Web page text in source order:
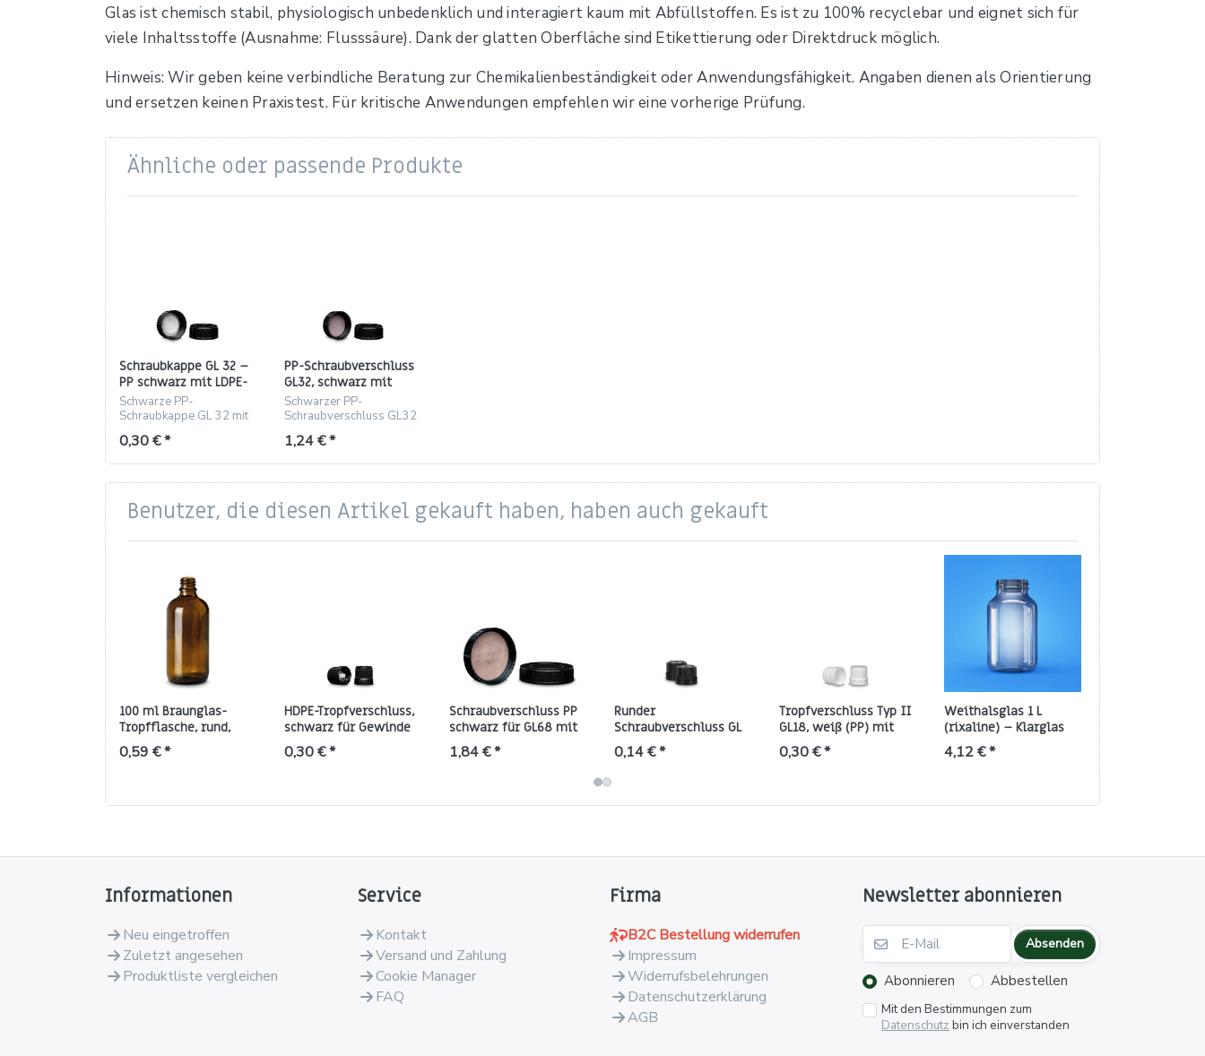
Glas ist chemisch stabil, physiologisch unbedenklich und interagiert kaum mit Abfüllstoffen. Es ist zu 100% recyclebar und eignet sich für
viele Inhaltsstoffe (Ausnahme: Flusssäure). Dank der glatten Oberfläche sind Etikettierung oder Direktdruck möglich.
Hinweis: Wir geben keine verbindliche Beratung zur Chemikalienbeständigkeit oder Anwendungsfähigkeit. Angaben dienen als Orientierung
und ersetzen keinen Praxistest. Für kritische Anwendungen empfehlen wir eine vorherige Prüfung.
Ähnliche oder passende Produkte
Schraubkappe GL 32 –
PP schwarz mit LDPE-
Konuseinlage
Schwarze PP-
Schraubkappe GL 32 mit
mm, 4 g – dicht und
0,30 € *
PP-Schraubverschluss
GL32, schwarz mit
2mm PTFE-Einlage
Schwarzer PP-
Schraubverschluss GL32
chemikalienbeständig.
1,24 € *
Benutzer, die diesen Artikel gekauft haben, haben auch gekauft
100 ml Braunglas-
Tropfflasche, rund,
Gewinde GL 18
0,59 € *
HDPE-Tropfverschluss,
schwarz für Gewinde
GL 18 – Tropfer Typ II
(UNI II)
0,30 € *
Schraubverschluss PP
schwarz für GL68 mit
PTFE-Einlage (2 mm)
1,84 € *
Runder
Schraubverschluss GL
18 aus HDPE, schwarz,
mit Abreißring
0,14 € *
Tropfverschluss Typ II
GL18, weiß (PP) mit
Originalitätsring
0,30 € *
Weithalsglas 1 L
(rixaline) – Klarglas
mit GL68-Gewinde
4,12 € *
Informationen
Neu eingetroffen
Zuletzt angesehen
Produktliste vergleichen
Service
Kontakt
Versand und Zahlung
Cookie Manager
FAQ
Firma
B2C Bestellung widerrufen
Impressum
Widerrufsbelehrungen
Datenschutzerklärung
AGB
Newsletter abonnieren
Absenden
Abonnieren Abbestellen
Mit den Bestimmungen zum
Datenschutz bin ich einverstanden